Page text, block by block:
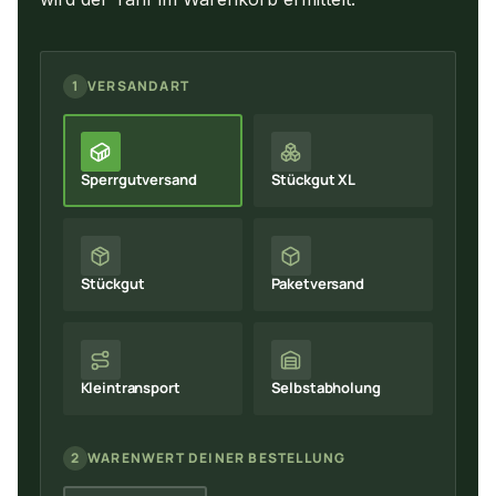
1 VERSANDART
Sperrgutversand Stückgut XL
Stückgut Paketversand
Kleintransport Selbstabholung
2 WARENWERT DEINER BESTELLUNG